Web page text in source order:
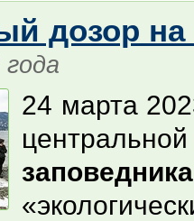
дозор
24 марта
заповедника